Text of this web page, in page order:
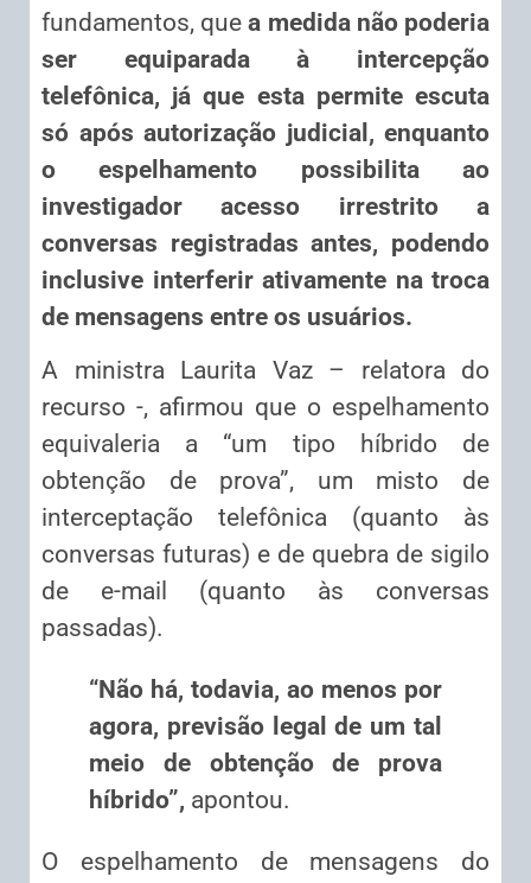
fundamentos, quea medida não poderia
ser equiparada à intercepção
telefônica, já que esta permite escuta
só após autorização judicial, enquanto
o espelhamento possibilita ao
investigador acesso irrestrito a
conversas registradas antes, podendo
inclusive interferir ativamente na troca
de mensagens entre os usuários.
A ministra Laurita Vaz – relatora do
recurso -, afirmou que o espelhamento
equivaleria a “um tipo híbrido de
obtenção de prova”, um misto de
interceptação telefônica (quanto às
conversas futuras) e de quebra de sigilo
de e-mail (quanto às conversas
passadas).
“Não há, todavia, ao menos por
agora, previsão legal de um tal
meio de obtenção de prova
híbrido”, apontou.
O espelhamento de mensagens do